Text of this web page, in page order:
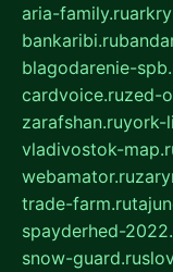
aria-family.ru
bankaribi.ru
blagodarenie-
cardvoice.ruzed-
zarafshan.ruyork-
vladivostok-
webamator.ru
trade-farm.ru
spayderhed-
snow-guard.ru